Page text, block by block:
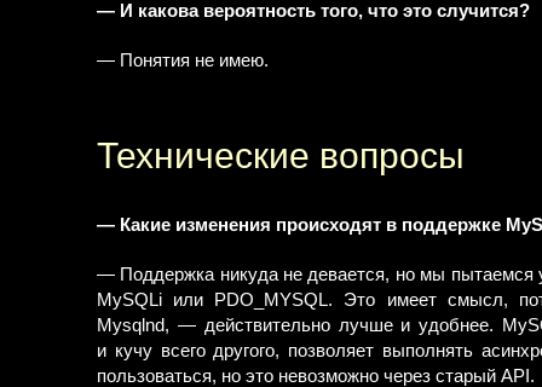
— И какова вероятность того, что это случится?
— Понятия не имею.
Технические вопросы
— Какие изменения происходят в поддержке
— Поддержка никуда не девается, но мы пытаемся
MySQLi или PDO_MYSQL. Это имеет смысл,
Mysqlnd, — действительно лучше и удобнее.
и кучу всего другого, позволяет выполнять
пользоваться, но это невозможно через старый API.